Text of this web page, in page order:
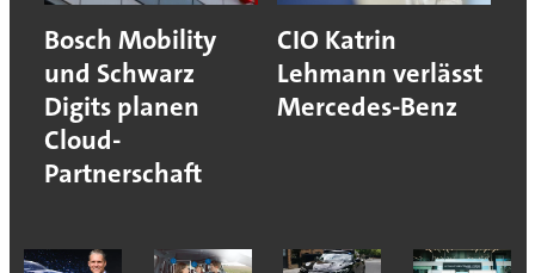
Bosch Mobility
und Schwarz
Digits planen
Cloud-
Partnerschaft
CIO Katrin
Lehmann verlässt
Mercedes-Benz